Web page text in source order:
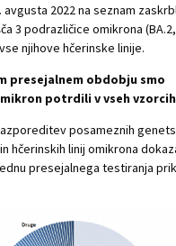
avgusta 2022 na seznam
3 podrazličice omikrona
njihove hčerinske linije.
presejalnem obdobju smo
potrdili v vseh
posameznih
hčerinskih linij omikrona
presejalnega testiranja